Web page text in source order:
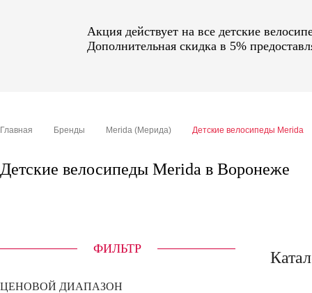
Акция действует на все детские
Дополнительная скидка в 5%
Главная Бренды Merida (Мерида) Детские велосипеды Merida
Детские велосипеды Merida в Воронеже
ФИЛЬТР
ЦЕНОВОЙ ДИАПАЗОН